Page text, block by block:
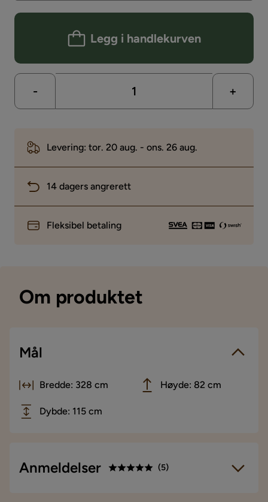
Legg i handlekurven
- +
Levering: tor. 20 aug. - ons. 26 aug.
14 dagers angrerett
Fleksibel betaling
Om produktet
Mål
Bredde: 328 cm Høyde: 82 cm
Dybde: 115 cm
Anmeldelser (5)